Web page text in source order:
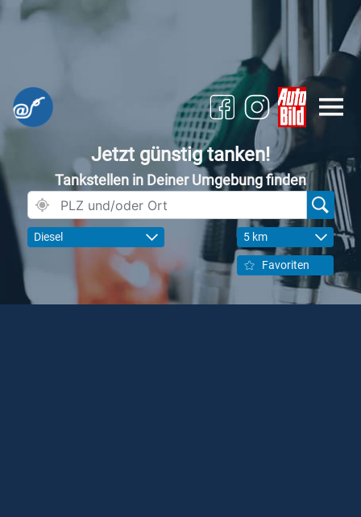
Jetzt günstig tanken!
Tankstellen in Deiner Umgebung finden
Diesel 5 km
Favoriten